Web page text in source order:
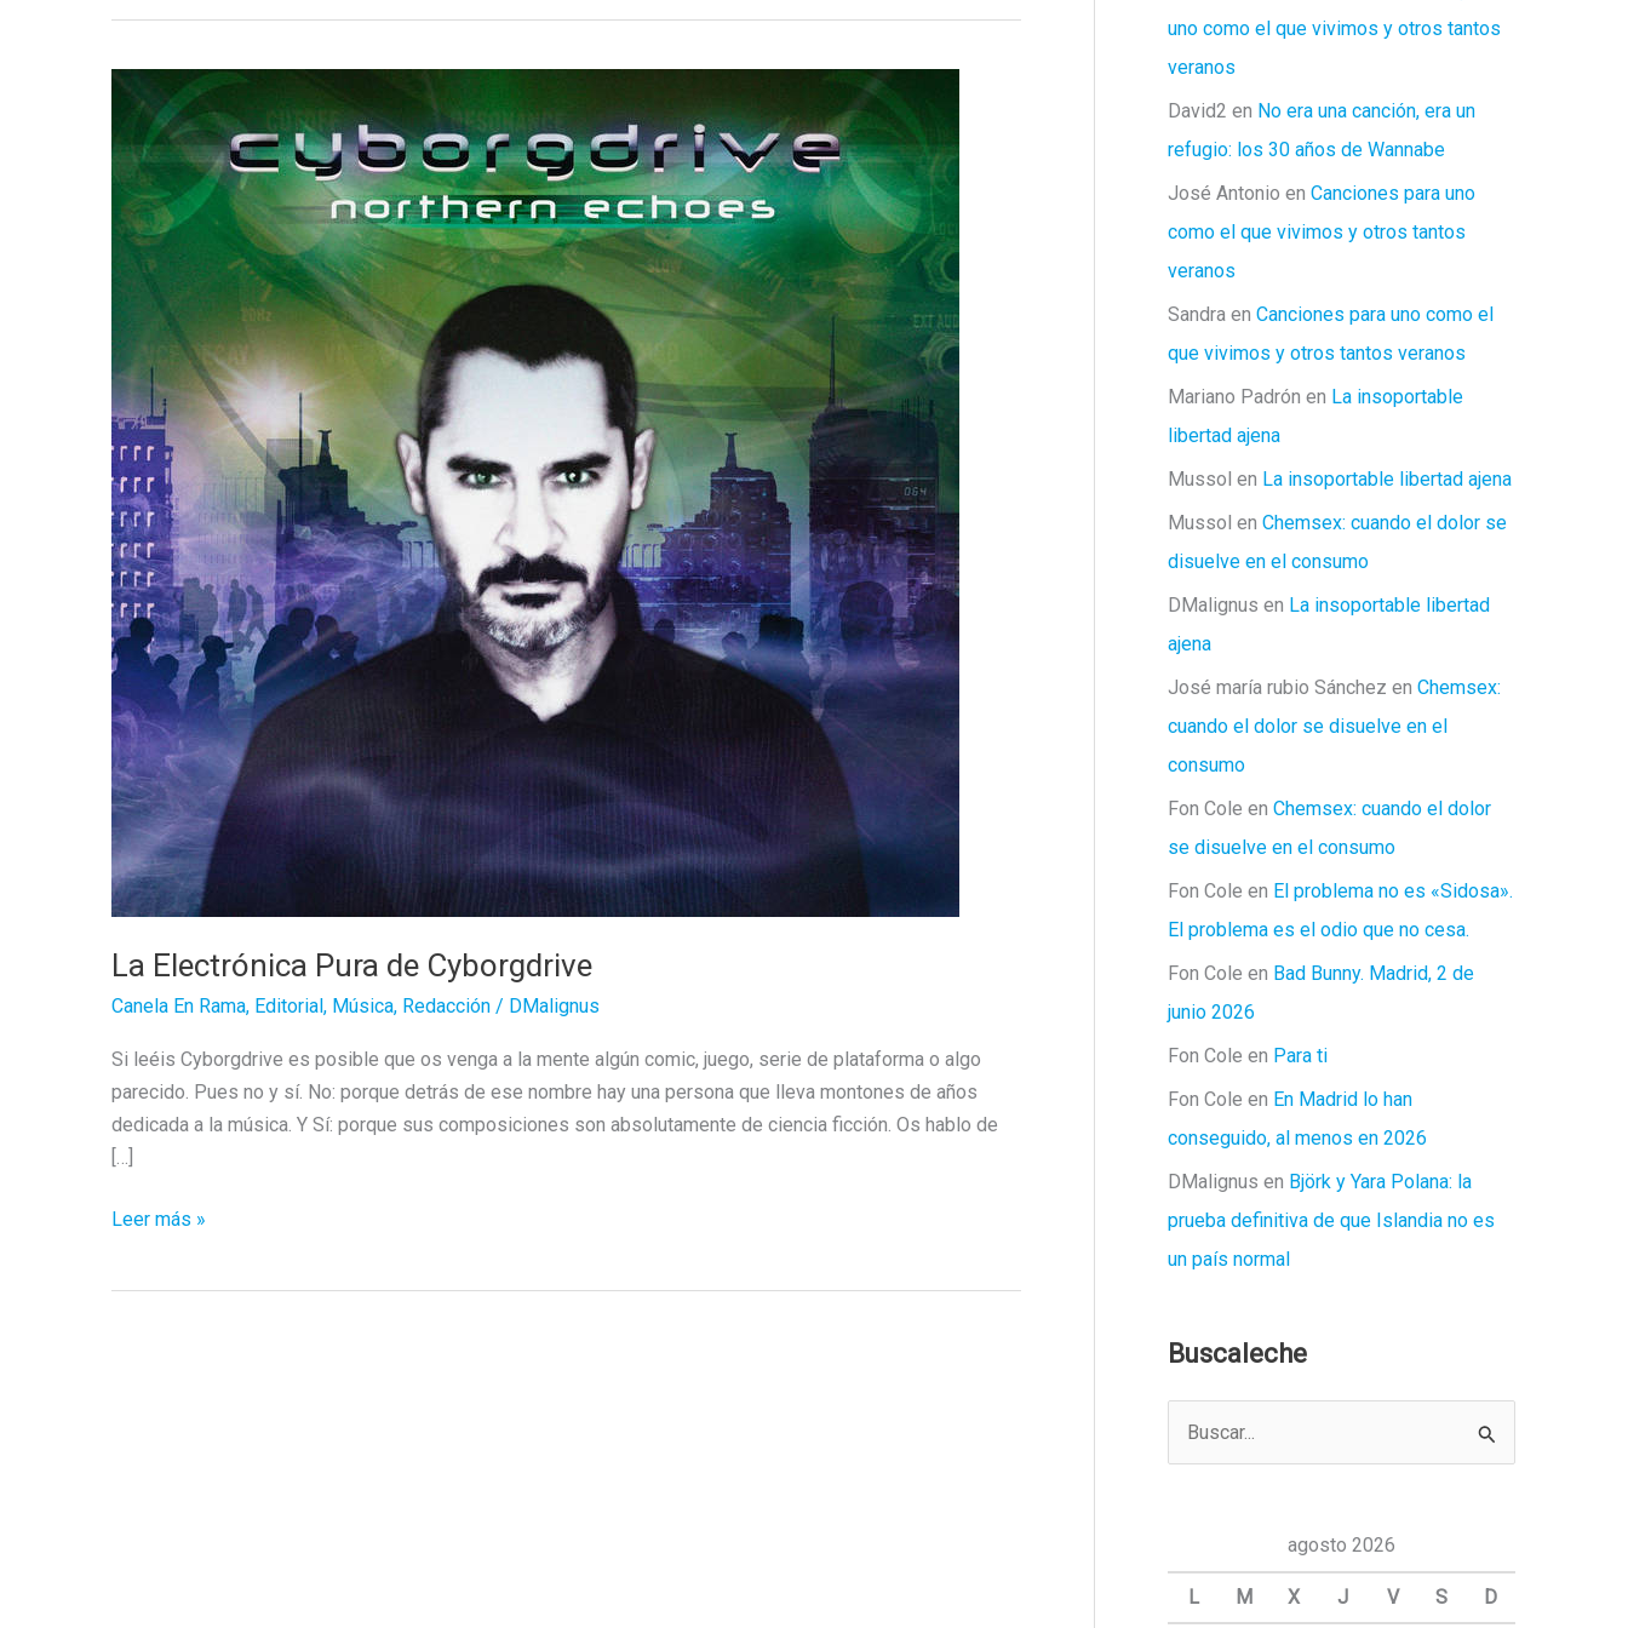
La Electrónica Pura de Cyborgdrive
Canela En Rama, Editorial , Música, Redacción / DMalignus
Si leéis Cyborgdrive es posible que os venga a la mente algún comic, juego, serie de plataforma o algo
parecido. Pues no y sí. No: porque detrás de ese nombre hay una persona que lleva montones de años
dedicada a la música. Y Sí: porque sus composiciones son absolutamente de ciencia ficción. Os hablo de
[…]
La
Leer más »
uno como el que vivimos y otros tantos
veranos
David2 en No era una canción, era un
refugio: los 30 años de Wannabe
José Antonio en Canciones para uno
como el que vivimos y otros tantos
veranos
Sandra en Canciones para uno como el
que vivimos y otros tantos veranos
Mariano Padrón en La insoportable
libertad ajena
Mussol en La insoportable libertad ajena
Mussol en Chemsex: cuando el dolor se
disuelve en el consumo
DMalignus en La insoportable libertad
ajena
José maría rubio Sánchez en Chemsex:
cuando el dolor se disuelve en el
consumo
Fon Cole en Chemsex: cuando el dolor
se disuelve en el consumo
Fon Cole en El problema no es «Sidosa».
El problema es el odio que no cesa.
Fon Cole en Bad Bunny. Madrid, 2 de
junio 2026
Fon Cole en Para ti
Fon Cole en En Madrid lo han
conseguido, al menos en 2026
DMalignus en Björk y Yara Polana: la
prueba definitiva de que Islandia no es
un país normal
Buscaleche
a
agosto 2026
L M X J V S D